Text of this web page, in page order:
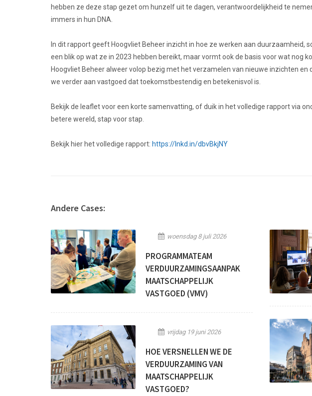
hebben ze deze stap gezet om hunzelf uit te dagen, verantwoordelijkheid te
immers in hun DNA.
In dit rapport geeft Hoogvliet Beheer inzicht in hoe ze werken aan duurzaamheid,
een blik op wat ze in 2023 hebben bereikt, maar vormt ook de basis voor wat nog
Hoogvliet Beheer alweer volop bezig met het verzamelen van nieuwe inzichten
we verder aan vastgoed dat toekomstbestendig en betekenisvol is.
Bekijk de leaflet voor een korte samenvatting, of duik in het volledige rapport via
betere wereld, stap voor stap.
Bekijk hier het volledige rapport: https://lnkd.in/dbvBkjNY
Andere Cases:
woensdag 8 juli 2026
PROGRAMMATEAM
VERDUURZAMINGSAANPAK
MAATSCHAPPELIJK
VASTGOED (VMV)
vrijdag 19 juni 2026
HOE VERSNELLEN WE DE
VERDUURZAMING VAN
MAATSCHAPPELIJK
VASTGOED?